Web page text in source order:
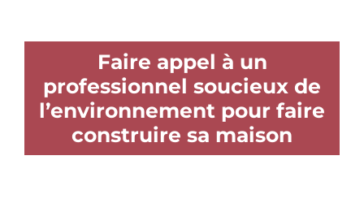
Faire appel à un
professionnel soucieux de
l’environnement pour faire
construire sa maison